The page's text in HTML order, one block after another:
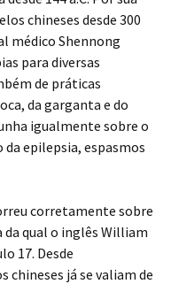
chineses desde 300
médico Shennong
para diversas
de práticas
da garganta e do
igualmente sobre o
epilepsia, espasmos
corretamente sobre
da qual o inglês William
17. Desde
chineses já se valiam de